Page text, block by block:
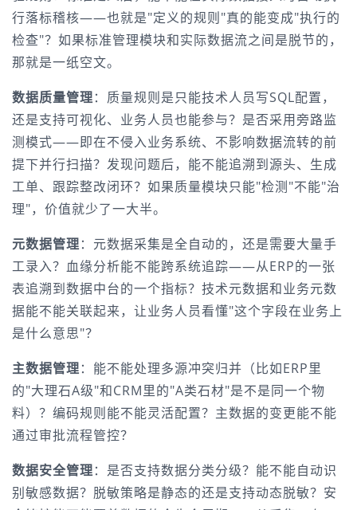
行落标稽核——也就是"定义的规则"真的能变成"执行的
检查"？如果标准管理模块和实际数据流之间是脱节的，
那就是一纸空文。
数据质量管理：质量规则是只能技术人员写SQL配置，
还是支持可视化、业务人员也能参与？是否采用旁路监
测模式——即在不侵入业务系统、不影响数据流转的前
提下并行扫描？发现问题后，能不能追溯到源头、生成
工单、跟踪整改闭环？如果质量模块只能"检测"不能"治
理"，价值就少了一大半。
元数据管理：元数据采集是全自动的，还是需要大量手
工录入？血缘分析能不能跨系统追踪——从ERP的一张
表追溯到数据中台的一个指标？技术元数据和业务元数
据能不能关联起来，让业务人员看懂"这个字段在业务上
是什么意思"？
主数据管理：能不能处理多源冲突归并（比如ERP里
的"大理石A级"和CRM里的"A类石材"是不是同一个物
料）？编码规则能不能灵活配置？主数据的变更能不能
通过审批流程管控？
数据安全管理：是否支持数据分类分级？能不能自动识
别敏感数据？脱敏策略是静态的还是支持动态脱敏？安